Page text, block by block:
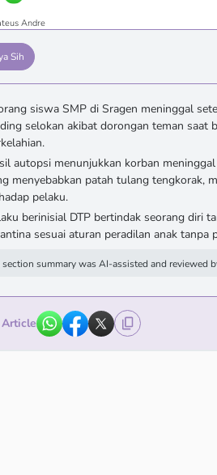
Andre
Sih
siswa SMP di Sragen meninggal
selokan akibat dorongan teman saat
autopsi menunjukkan korban
menyebabkan patah tulang tengkorak,
pelaku.
berinisial DTP bertindak seorang diri
sesuai aturan peradilan anak tanpa
section summary was AI-assisted and reviewed